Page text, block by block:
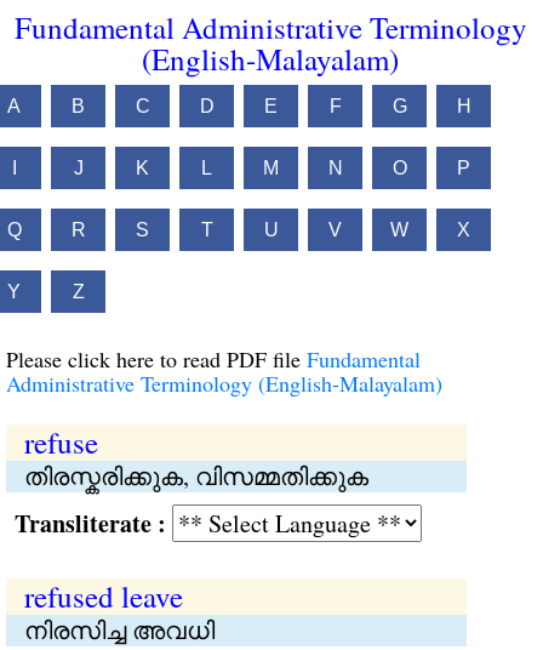
Fundamental Administrative Terminology
(English-Malayalam)
A B C D E F G H
J K L M N O P
Q R S T U V W X
Y Z
Please click here to read PDF file Fundamental
Administrative Terminology (English-Malayalam)
refuse
തിരസ്കരിക്കുക, വിസമ്മതിക്കുക
:
refused leave
നിരസിച്ച അവധി